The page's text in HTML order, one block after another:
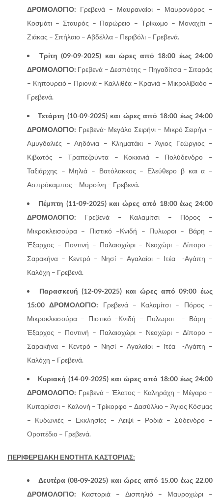
ΔΡΟΜΟΛΟΓΙΟ: Γρεβενά – Μαυραναίοι – Μαυρονόρος –
Κοσμάτι – Σταυρός – Παρώρειο – Τρίκωμο – Μοναχίτι –
Ζιάκας – Σπήλαιο – Αβδέλλα – Περιβόλι – Γρεβενά.
Τρίτη (09-09-2025) και ώρες από 18:00 έως 24:00
ΔΡΟΜΟΛΟΓΙΟ: Γρεβενά – Δεσπότης – Πηγαδίτσα – Σιταράς
– Κηπουρειό – Πριονιά – Καλλιθέα – Κρανιά – Μικρολίβαδο –
Γρεβενά.
Τετάρτη (10-09-2025) και ώρες από 18:00 έως 24:00
ΔΡΟΜΟΛΟΓΙΟ: Γρεβενά- Μεγάλο Σειρήνι – Μικρό Σειρήνι –
Αμυγδαλιές – Αηδόνια – Κληματάκι – Άγιος Γεώργιος –
Κιβωτός – Τραπεζούντα – Κοκκινιά – Πολύδενδρο –
Ταξιάρχης – Μηλιά – Βατόλακκος – Ελεύθερο β και α –
Ασπρόκαμπος – Μυρσίνη – Γρεβενά.
Πέμπτη (11-09-2025) και ώρες από 18:00 έως 24:00
ΔΡΟΜΟΛΟΓΙΟ: Γρεβενά – Καλαμίτσι – Πόρος –
Μικροκλεισούρα – Πιστικό –Κνιδή – Πυλωροι – Βάρη –
Έξαρχος – Ποντινή – Παλαιοχώρι – Νεοχώρι – Δίπορο –
Σαρακήνα – Κεντρό – Νησί – Αγαλαίοι – Ιτέα -Αγάπη –
Καλόχη – Γρεβενά.
Παρασκευή (12-09-2025) και ώρες από 09:00 έως
15:00 ΔΡΟΜΟΛΟΓΙΟ: Γρεβενά – Καλαμίτσι – Πόρος –
Μικροκλεισούρα – Πιστικό –Κνιδή – Πυλωροι – Βάρη –
Έξαρχος – Ποντινή – Παλαιοχώρι – Νεοχώρι – Δίπορο –
Σαρακήνα – Κεντρό – Νησί – Αγαλαίοι – Ιτέα -Αγάπη –
Καλόχη – Γρεβενά.
Κυριακή (14-09-2025) και ώρες από 18:00 έως 24:00
ΔΡΟΜΟΛΟΓΙΟ: Γρεβενά – Έλατος – Καληράχη – Μέγαρο –
Κυπαρίσσι – Καλονή – Τρίκορφο – Δασύλλιο – Άγιος Κόσμας
– Κυδωνιές – Εκκλησίες – Λειψί – Ροδιά – Σύδενδρο –
Οροπέδιο – Γρεβενά.
ΠΕΡΙΦΕΡΕΙΑΚΗ ΕΝΟΤΗΤΑ ΚΑΣΤΟΡΙΑΣ:
Δευτέρα (08-09-2025) και ώρες από 15.00 έως 22.00
ΔΡΟΜΟΛΟΓΙΟ: Καστοριά – Δισπηλιό – Μαυροχώρι –